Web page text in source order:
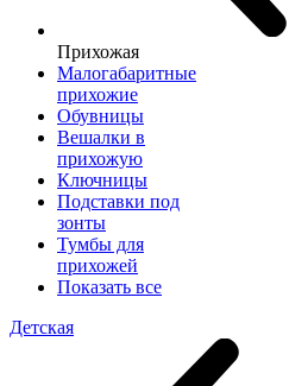
Прихожая
Малогабаритные
прихожие
Обувницы
Вешалки в
прихожую
Ключницы
Подставки под
зонты
Тумбы для
прихожей
Показать все
Детская